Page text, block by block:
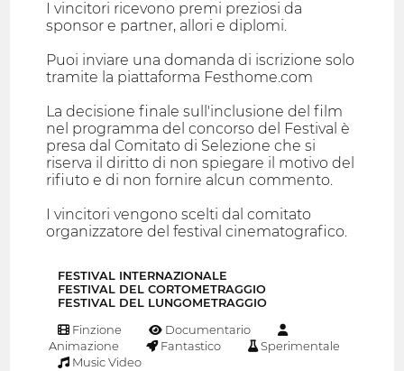
I vincitori ricevono premi preziosi da
sponsor e partner, allori e diplomi.
Puoi inviare una domanda di iscrizione solo
tramite la piattaforma Festhome.com
La decisione finale sull'inclusione del film
nel programma del concorso del Festival è
presa dal Comitato di Selezione che si
riserva il diritto di non spiegare il motivo del
rifiuto e di non fornire alcun commento.
I vincitori vengono scelti dal comitato
organizzatore del festival cinematografico.
FESTIVAL INTERNAZIONALE
FESTIVAL DEL CORTOMETRAGGIO
FESTIVAL DEL LUNGOMETRAGGIO
Finzione
Documentario
Animazione
Fantastico
Sperimentale
Music Video